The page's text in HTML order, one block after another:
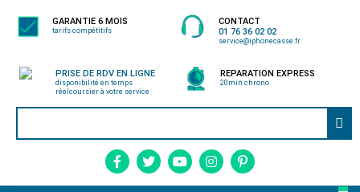
GARANTIE 6 MOIS
tarifs compétitifs
CONTACT
01 76 36 02 02
service@iphonecasse.fr
PRISE DE RDV EN LIGNE
disponibilité en temps
réelcoursier à votre service
REPARATION EXPRESS
20min chrono